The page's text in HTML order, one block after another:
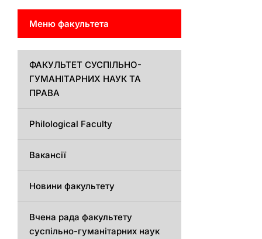
Меню факультета
ФАКУЛЬТЕТ СУСПІЛЬНО-
ГУМАНІТАРНИХ НАУК ТА
ПРАВА
Philological Faculty
Вакансії
Новини факультету
Вчена рада факультету
суспільно-гуманітарних наук